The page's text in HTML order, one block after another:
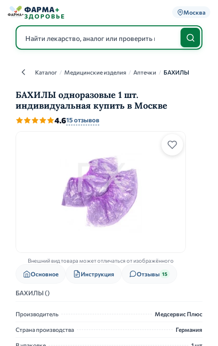
ФАРМА+
ЗДОРОВЬЕ
Москва
КаталогКаталог / Медицинские изделия / Аптечки / БАХИЛЫ
БАХИЛЫ одноразовые 1 шт.
индивидуальная купить в Москве
4.615 отзывов
Внешний вид товара может отличаться от изображённого
Основное Инструкция Отзывы 15
БАХИЛЫ ()
Производитель Медсервис Плюс
Страна производства Германия